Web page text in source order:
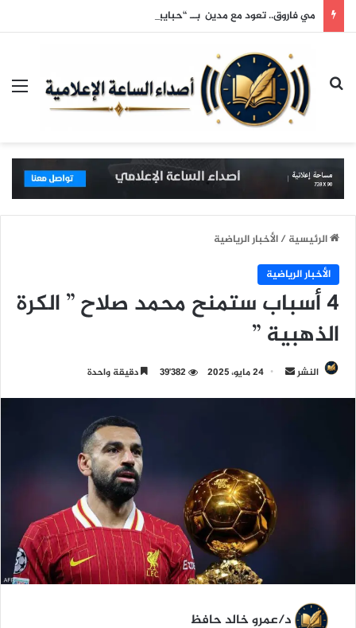
مي فاروق.. تعود مع مدين بــ “حبايبنا”
بحث عن
الرئيسية/الأخبار الرياضية
الأخبار الرياضية
4 أسباب ستمنح محمد صلاح ” الكرة
الذهبية ”
النشر
ك
ر
24 مايو، 2025 39٬382 دقيقة واحدة
د/عمرو خالد حافظ